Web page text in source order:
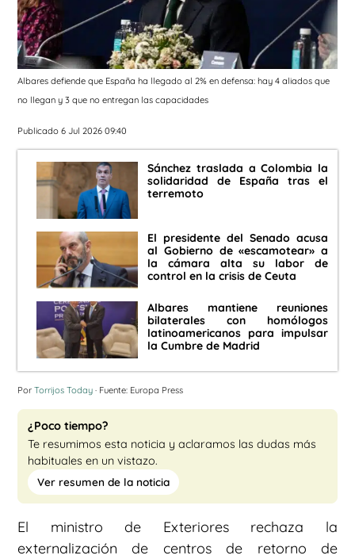
Albares defiende que España ha llegado al 2% en defensa: hay 4 aliados que
no llegan y 3 que no entregan las capacidades
Publicado 6 Jul 2026 09:40
Sánchez traslada a Colombia la
solidaridad de España tras el
terremoto
El presidente del Senado acusa
al Gobierno de «escamotear» a
la cámara alta su labor de
control en la crisis de Ceuta
Albares mantiene reuniones
bilaterales con homólogos
latinoamericanos para impulsar
la Cumbre de Madrid
Por Torrijos Today · Fuente: Europa Press
¿Poco tiempo?
Te resumimos esta noticia y aclaramos las dudas más
habituales en un vistazo.
Ver resumen de la noticia
El ministro de Exteriores rechaza la
externalización de centros de retorno de